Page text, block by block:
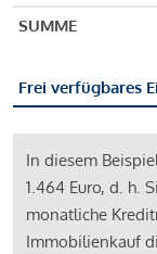
SUMME
Frei verfügbares
In diesem
1.464 Euro, d. h.
monatliche
Immobilienkauf